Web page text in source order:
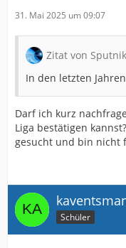
31. Mai 2025 um 09:07
Zitat von Sputnik
In den letzten
Darf ich kurz
Liga bestätigen
gesucht und bin nicht
Schüler